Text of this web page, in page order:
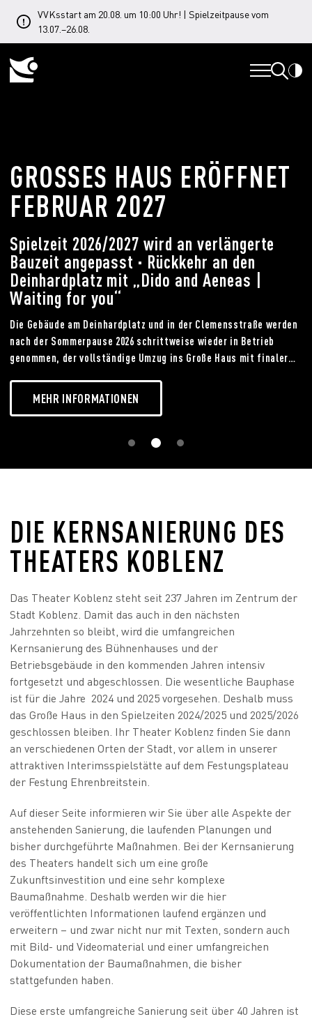
VVKsstart am 20.08. um 10:00 Uhr! | Spielzeitpause vom
13.07.–26.08.
GROSSES HAUS ERÖFFNET F
EBRUAR 2027
Spielzeit 2026/2027 wird an verlängerte
Bauzeit angepasst · Rückkehr an den
Deinhardplatz mit „Dido and Aeneas |
Waiting for you“
Die Gebäude am Deinhardplatz und in der Clemensstraße werden
nach der Sommerpause 2026 schrittweise wieder in Betrieb
genommen, der vollständige Umzug ins Große Haus mit finaler
Spielplan 2026/2027 kann größtenteils wie geplant realisiert
werden.
MEHR INFORMATIONEN
DIE KERNSANIERUNG DES
THEATERS KOBLENZ
Das Theater Koblenz steht seit 237 Jahren im Zentrum der
Stadt Koblenz. Damit das auch in den nächsten
Jahrzehnten so bleibt, wird die umfangreichen
Kernsanierung des Bühnenhauses und der
Betriebsgebäude in den kommenden Jahren intensiv
fortgesetzt und abgeschlossen. Die wesentliche Bauphase
ist für die Jahre 2024 und 2025 vorgesehen. Deshalb muss
das Große Haus in den Spielzeiten 2024/2025 und 2025/2026
geschlossen bleiben. Ihr Theater Koblenz finden Sie dann
an verschiedenen Orten der Stadt, vor allem in unserer
attraktiven Interimsspielstätte auf dem Festungsplateau
der Festung Ehrenbreitstein.
Auf dieser Seite informieren wir Sie über alle Aspekte der
anstehenden Sanierung, die laufenden Planungen und
bisher durchgeführte Maßnahmen. Bei der Kernsanierung
des Theaters handelt sich um eine große
Zukunftsinvestition und eine sehr komplexe
Baumaßnahme. Deshalb werden wir die hier
veröffentlichten Informationen laufend ergänzen und
erweitern – und zwar nicht nur mit Texten, sondern auch
mit Bild- und Videomaterial und einer umfangreichen
Dokumentation der Baumaßnahmen, die bisher
stattgefunden haben.
Diese erste umfangreiche Sanierung seit über 40 Jahren ist